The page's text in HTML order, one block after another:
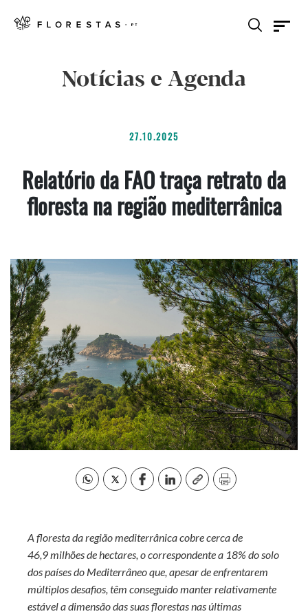
Notícias e Agenda
27.10.2025
Relatório da FAO traça retrato da
floresta na região mediterrânica
A floresta da região mediterrânica cobre cerca de
46,9 milhões de hectares, o correspondente a 18% do solo
dos países do Mediterrâneo que, apesar de enfrentarem
múltiplos desafios, têm conseguido manter relativamente
estável a dimensão das suas florestas nas últimas